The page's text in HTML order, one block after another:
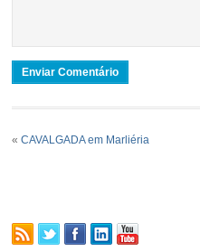
«CAVALGADA em Marliéria